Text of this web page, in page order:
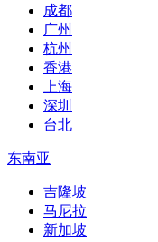
成都
广州
杭州
香港
上海
深圳
台北
东南亚
吉隆坡
马尼拉
新加坡